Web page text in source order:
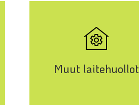
Muut laitehuollot